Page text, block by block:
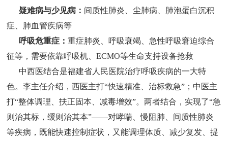
疑难病与少见病： 间质性肺炎、尘肺病、肺泡蛋白沉积
症、肺血管疾病等
呼吸危重症：重症肺炎、呼吸衰竭、急性呼吸窘迫综合
征等，需要依靠呼吸机、ECMO等生命支持设备抢救
中西医结合是福建省人民医院治疗呼吸疾病的一大特
色。李主任介绍，西医主打“快速精准、治标救急”；中医主
打“整体调理、扶正固本、减毒增效”。两者结合，实现了“急
则治其标，缓则治其本”——对哮喘、慢阻肺、间质性肺炎
等疾病，既能快速控制症状，又能调理体质、减少复发、提